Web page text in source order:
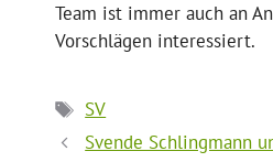
Team ist immer auch an
Vorschlägen interessiert.
Schlagwörter
SV
Svende Schlingmann